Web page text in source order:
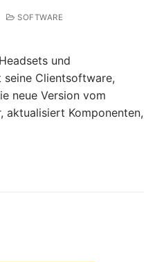
SOFTWARE
und
seine Clientsoftware,
neue Version vom
aktualisiert Komponenten,